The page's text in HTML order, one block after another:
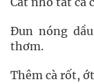
Đun nóng
thơm.
Thêm cà rốt,